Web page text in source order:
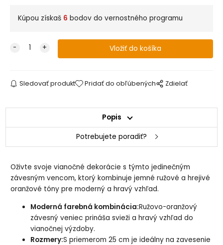
Kúpou získaš 6 bodov do vernostného programu
Sledovať produkt Pridať do obľúbených Zdielať
Popis
Potrebujete poradiť?
Oživte svoje vianočné dekorácie s týmto jedinečným
závesným vencom, ktorý kombinuje jemné ružové a hrejivé
oranžové tóny pre moderný a hravý vzhľad.
Moderná farebná kombinácia:Ružovo-oranžový
závesný veniec prináša svieži a hravý vzhľad do
vianočnej výzdoby.
Rozmery:S priemerom 25 cm je ideálny na zavesenie